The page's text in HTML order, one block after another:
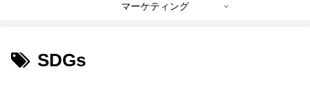
マーケティング
SDGs